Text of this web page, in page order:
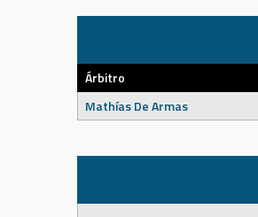
Árbitro
Mathías De Armas